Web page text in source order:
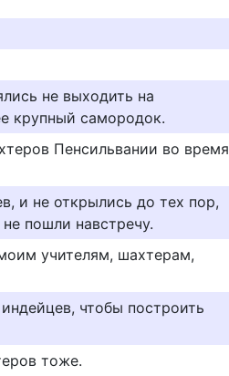
не выходить на
крупный самородок.
Пенсильвании во время
и не открылись до тех пор,
пошли навстречу.
учителям, шахтерам,
чтобы построить
тоже.